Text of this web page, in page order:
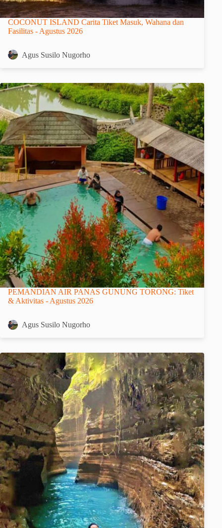
COCONUT ISLAND Carita Tiket Masuk, Wahana dan
Fasilitas - Agustus 2026
Agus Susilo Nugorho
PEMANDIAN AIR PANAS GUNUNG TORONG: Tiket
& Aktivitas - Agustus 2026
Agus Susilo Nugorho